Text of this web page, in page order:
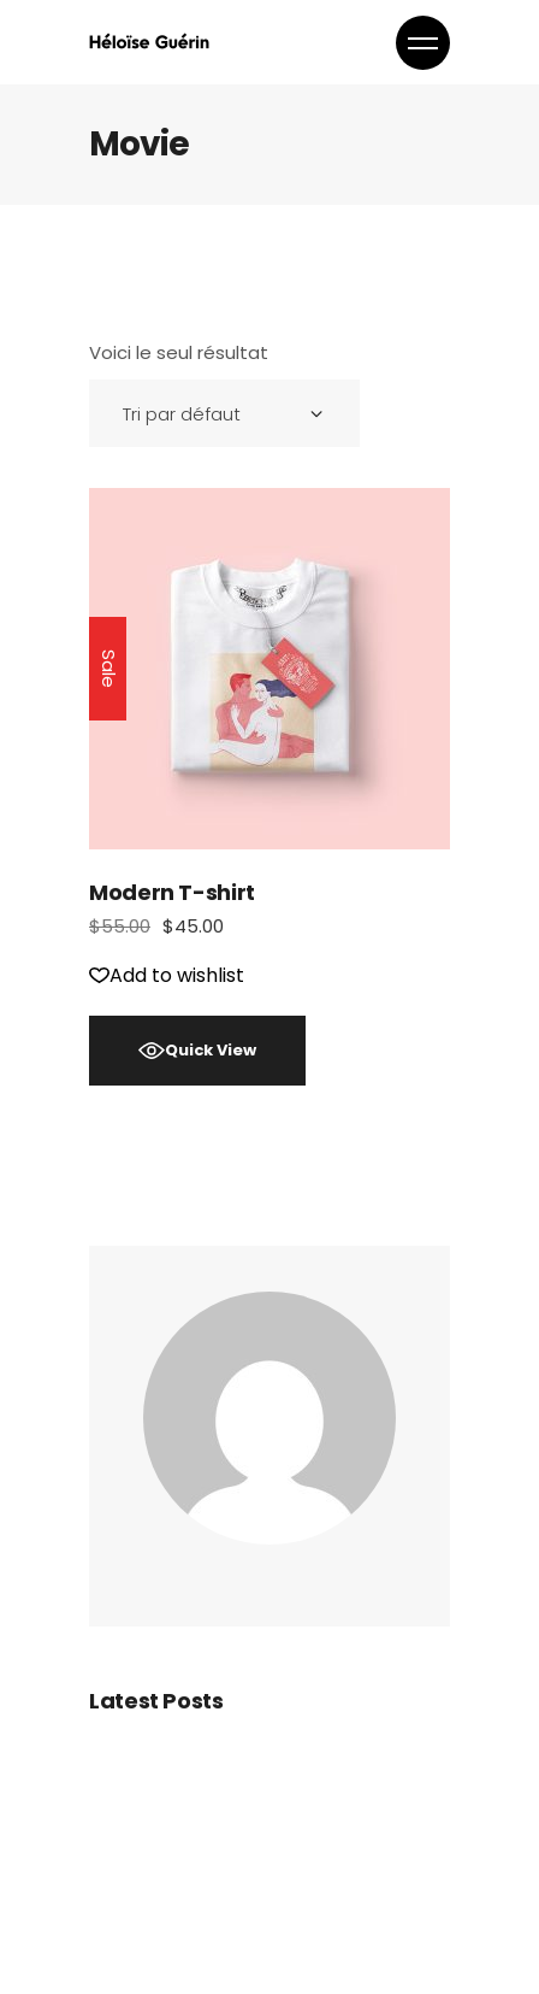
Movie
Voici le seul résultat
Tri par défaut
Sale
Modern T-shirt
$55.00
Le
initial
était :
$45.00
Le
actuel
est :Add to wishlist
Quick View
Latest Posts